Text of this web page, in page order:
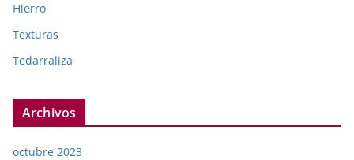
Hierro
Texturas
Tedarraliza
Archivos
octubre 2023